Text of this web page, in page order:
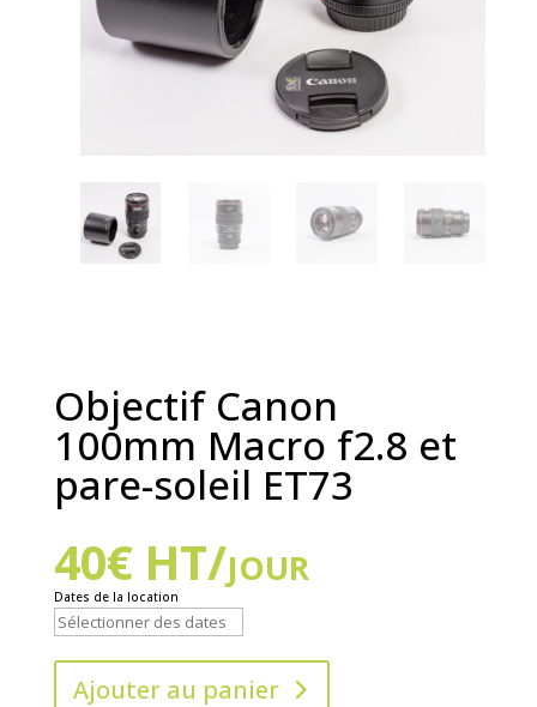
Objectif Canon
100mm Macro f2.8 et
pare-soleil ET73
40€HT/jour
Dates de la location
Ajouter au panier